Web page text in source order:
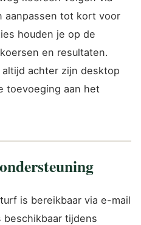
aanpassen tot kort voor
houden je op de
en resultaten.
achter zijn desktop
toevoeging aan het
is bereikbaar via e-mail
tijdens